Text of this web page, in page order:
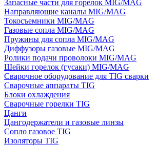
Запасные части для горелок MIG/MAG
Направляющие каналы MIG/MAG
Токосъемники MIG/MAG
Газовые сопла MIG/MAG
Пружины для сопла MIG/MAG
Диффузоры газовые MIG/MAG
Ролики подачи проволоки MIG/MAG
Шейки горелок (гусаки) MIG/MAG
Сварочное оборудование для TIG сварки
Сварочные аппараты TIG
Блоки охлаждения
Сварочные горелки TIG
Цанги
Цангодержатели и газовые линзы
Сопло газовое TIG
Изоляторы TIG